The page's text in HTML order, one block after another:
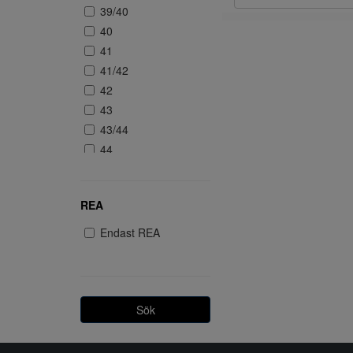
39/40
40
41
41/42
42
43
43/44
44
46
REA
Endast REA
Sök